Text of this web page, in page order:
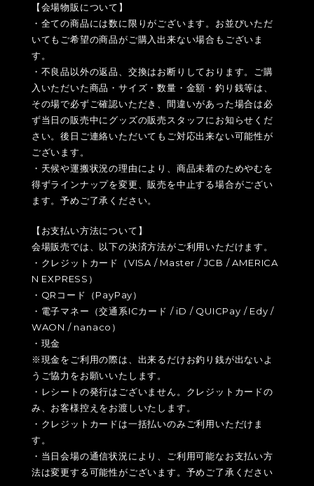
【会場物販について】
・全ての商品には数に限りがございます。お並びいただ
いてもご希望の商品がご購入出来ない場合もございま
す。
・不良品以外の返品、交換はお断りしております。ご購
入いただいた商品・サイズ・数量・金額・釣り銭等は、
その場で必ずご確認いただき、間違いがあった場合は必
ず当日の販売中にグッズの販売スタッフにお知らせくだ
さい。後日ご連絡いただいてもご対応出来ない可能性が
ございます。
・天候や運搬状況の理由により、商品未着のためやむを
得ずラインナップを変更、販売を中止する場合がござい
ます。予めご了承ください。
【お支払い方法について】
会場販売では、以下の決済方法がご利用いただけます。
・クレジットカード（VISA / Master / JCB / AMERICA
N EXPRESS）
・QRコード（PayPay）
・電子マネー（交通系ICカード / iD / QUICPay / Edy /
WAON / nanaco）
・現金
※現金をご利用の際は、出来るだけお釣り銭が出ないよ
うご協力をお願いいたします。
・レシートの発行はございません。クレジットカードの
み、お客様控えをお渡しいたします。
・クレジットカードは一括払いのみご利用いただけま
す。
・当日会場の通信状況により、ご利用可能なお支払い方
法は変更する可能性がございます。予めご了承ください